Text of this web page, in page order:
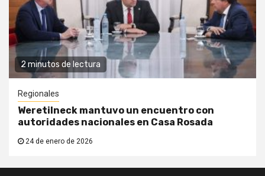
2 minutos de lectura
Regionales
Weretilneck mantuvo un encuentro con
autoridades nacionales en Casa Rosada
24 de enero de 2026